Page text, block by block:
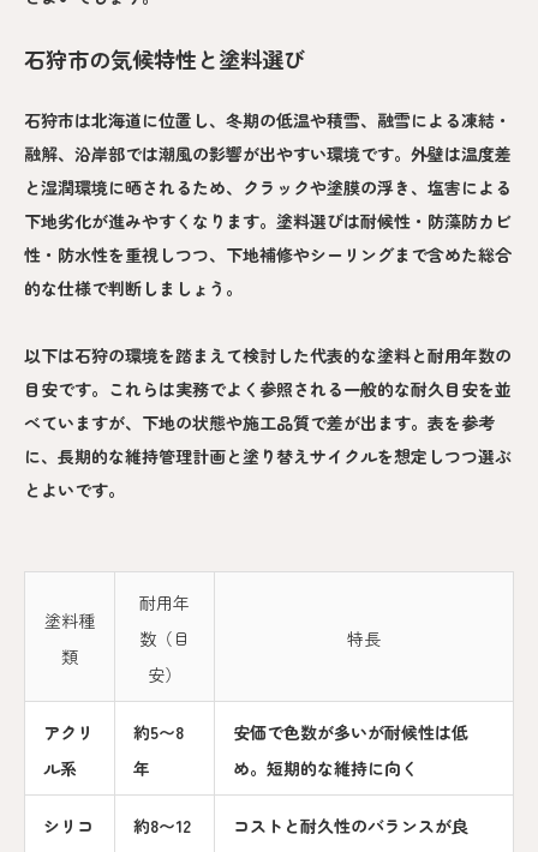
石狩市の気候特性と塗料選び
石狩市は北海道に位置し、冬期の低温や積雪、融雪による凍結・
融解、沿岸部では潮風の影響が出やすい環境です。外壁は温度差
と湿潤環境に晒されるため、クラックや塗膜の浮き、塩害による
下地劣化が進みやすくなります。塗料選びは耐候性・防藻防カビ
性・防水性を重視しつつ、下地補修やシーリングまで含めた総合
的な仕様で判断しましょう。
以下は石狩の環境を踏まえて検討した代表的な塗料と耐用年数の
目安です。これらは実務でよく参照される一般的な耐久目安を並
べていますが、下地の状態や施工品質で差が出ます。表を参考
に、長期的な維持管理計画と塗り替えサイクルを想定しつつ選ぶ
とよいです。
塗料種
類
耐用年
数（目
安）
特長
アクリ
ル系
約5〜8
年
安価で色数が多いが耐候性は低
め。短期的な維持に向く
シリコ
約8〜12
コストと耐久性のバランスが良